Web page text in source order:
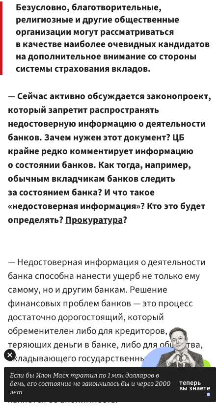
Безусловно, благотворительные,
религиозные и другие общественные
организации могут рассматриваться
в качестве наиболее очевидных кандидатов
на дополнительное внимание со стороны
системы страхования вкладов.
— Сейчас активно обсуждается законопроект,
который запретит распространять
недостоверную информацию о деятельности
банков. Зачем нужен этот документ? ЦБ
крайне редко комментирует информацию
о состоянии банков. Как тогда, например,
обычным вкладчикам банков следить
за состоянием банка? И что такое
«недостоверная информация»? Кто это будет
определять?Прокуратура?
— Недостоверная информация о деятельности
банка способна нанести ущерб не только ему
самому, но и другим банкам. Решение
финансовых проблем банков — это процесс
достаточно дорогостоящий, который
обременителен либо для кредиторов,
теряющих деньги в банке, либо для общества,
вкладывающего государственные средства
в его финансовое оздоровление. Неизбежным
свойством недостоверной информации
является ее анонимность.
Если бы Илон Маск тратил по 1 млн долларов в
день, его состояние не закончилось бы и через 2000
лет